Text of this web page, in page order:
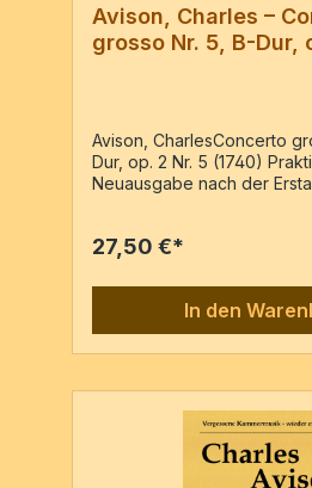
Avison, Charles –
grosso Nr. 5, B-Dur,
Avison, CharlesConcerto
Dur, op. 2 Nr. 5 (1740)
Neuausgabe nach der
Reprint der Ausgabe:
Vl2 conc., Vl2 rip., Va, Vc,
Stimmen / 39 Seiten Wenn
benötigen, bitte per e-mail
für Dubletten 1,00 € inkl.
27,50 €*
In den